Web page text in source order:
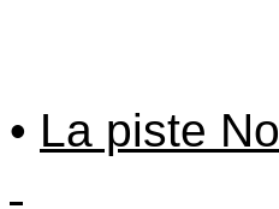
• La piste